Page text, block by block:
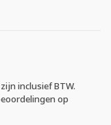
inclusief BTW.
op